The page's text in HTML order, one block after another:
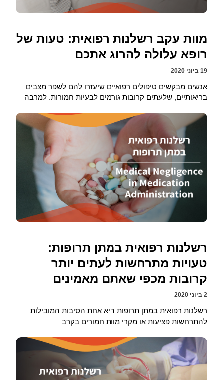
מוות עקב רשלנות רפואית: טעות של
רופא עלולה להרוג אתכם
19 ביוני 2020
אנשים מבקשים טיפולים רפואיים שיעזרו להם לשפר מצבים
בריאותיים, שלעתים קרובות גורמים לבעיות חמורות. למרבה
רשלנות רפואית במתן תרופות:
טעויות מתרחשות לעתים יותר
קרובות מכפי שאתם מאמינים
2 ביוני 2020
רשלנות רפואית במתן תרופות היא אחת הסיבות המובילות
להתרחשות פציעות או מקרי מוות חמורים בקרב